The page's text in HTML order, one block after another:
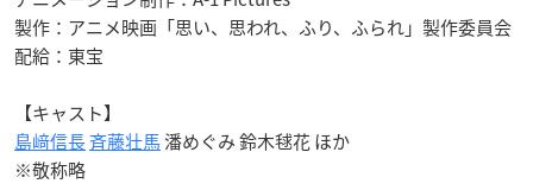
製作：アニメ映画「思い、思われ、ふり、ふられ」製作委員会
配給：東宝
【キャスト】
島﨑信長斉藤壮馬 潘めぐみ 鈴木毬花 ほか
※敬称略